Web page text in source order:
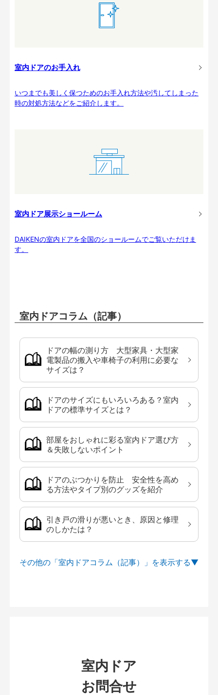
室内ドアのお手入れ
いつまでも美しく保つためのお手入れ方法や汚してしまった
時の対処方法などをご紹介します。
室内ドア展示ショールーム
DAIKENの室内ドアを全国のショールームでご覧いただけま
す。
室内ドアコラム（記事）
ドアの幅の測り方 大型家具・大型家
電製品の搬入や車椅子の利用に必要な
サイズは？
ドアのサイズにもいろいろある？室内
ドアの標準サイズとは？
部屋をおしゃれに彩る室内ドア選び方
＆失敗しないポイント
ドアのぶつかりを防止 安全性を高め
る方法やタイプ別のグッズを紹介
引き戸の滑りが悪いとき、原因と修理
のしかたは？
その他の「室内ドアコラム（記事）」を
室内ドア
お問合せ